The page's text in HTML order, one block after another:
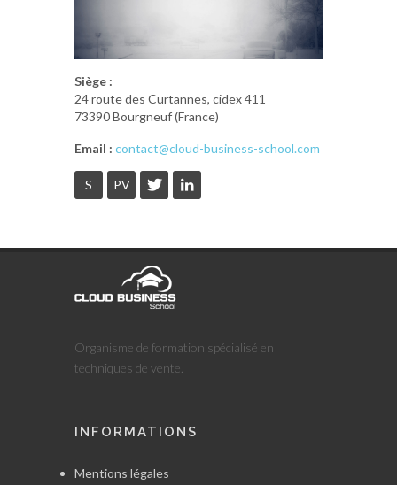
Siège :
24 route des Curtannes, cidex 411
73390 Bourgneuf (France)
Email : contact@cloud-business-school.com
S
PV
Organisme de formation spécialisé en
techniques de vente.
INFORMATIONS
Mentions légales